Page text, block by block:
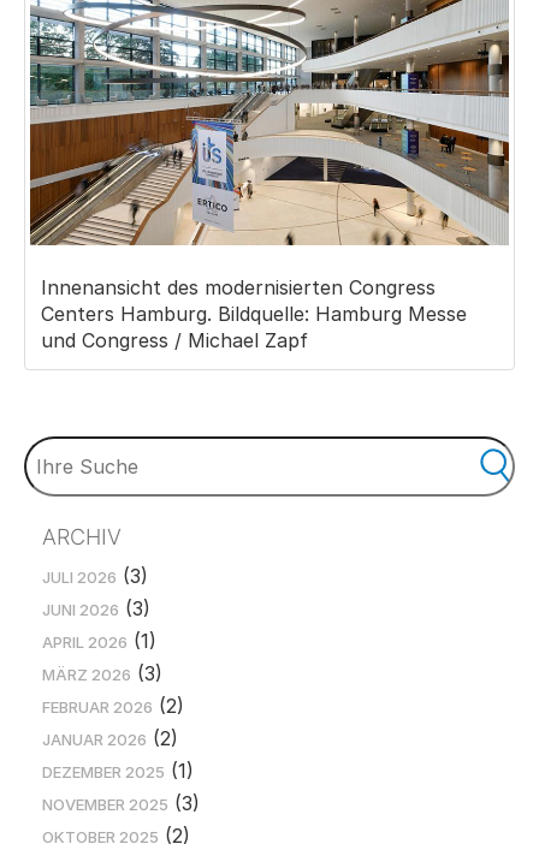
Innenansicht des modernisierten Congress
Centers Hamburg. Bildquelle: Hamburg Messe
und Congress / Michael Zapf
ARCHIV
JULI 2026 (3)
JUNI 2026 (3)
APRIL 2026 (1)
MÄRZ 2026 (3)
FEBRUAR 2026 (2)
JANUAR 2026 (2)
DEZEMBER 2025 (1)
NOVEMBER 2025 (3)
OKTOBER 2025 (2)